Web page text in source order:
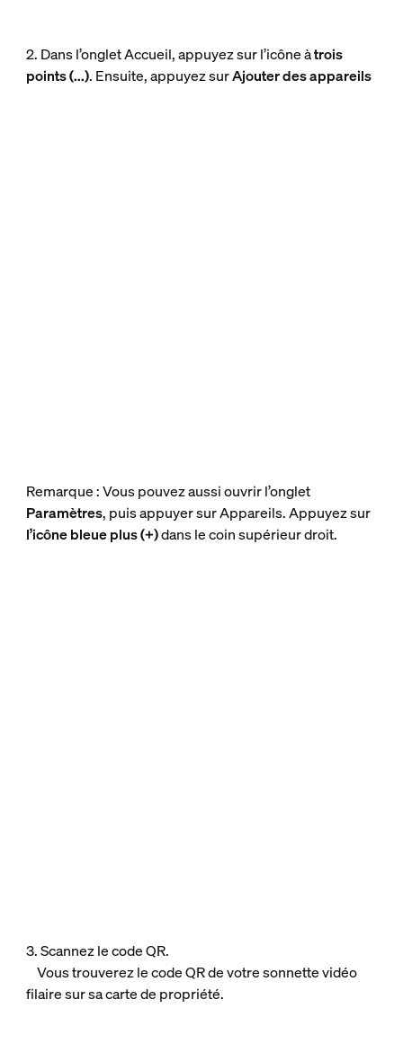
2. Dans l’onglet Accueil, appuyez sur l’icône àtrois
points (...). Ensuite, appuyez surAjouter des appareils
Remarque : Vous pouvez aussi ouvrir l’onglet
Paramètres, puis appuyer sur Appareils. Appuyez sur
l’icône bleue plus (+)dans le coin supérieur droit.
3. Scannez le code QR.
Vous trouverez le code QR de votre sonnette vidéo
filaire sur sa carte de propriété.